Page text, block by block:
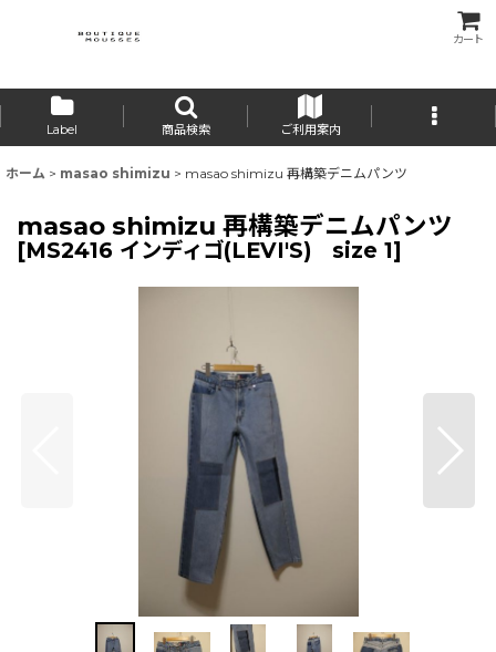
カート
Label 商品検索 ご利用案内
ホーム > masao shimizu > masao shimizu 再構築デニムパンツ
masao shimizu 再構築デニムパンツ
[MS2416 インディゴ(LEVI'S) size 1]